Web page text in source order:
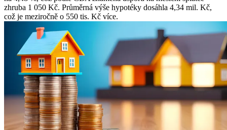
zhruba 1 050 Kč. Průměrná výše hypotéky dosáhla 4,34 mil. Kč,
což je meziročně o 550 tis. Kč více.